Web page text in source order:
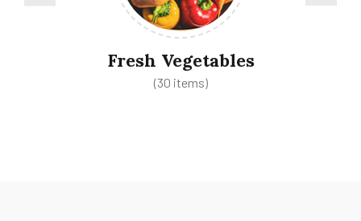
Fresh Vegetables
(30 items)